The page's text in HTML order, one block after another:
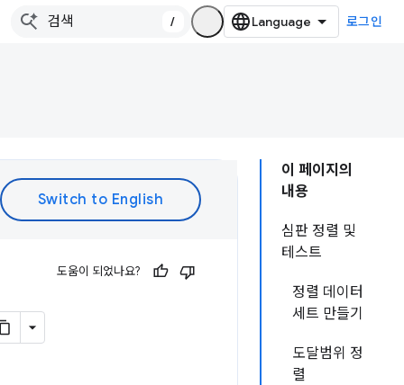
/ 로그인
이 페이지의
내용
심판 정렬 및
테스트
정렬 데이터
세트 만들기
도달범위 정
렬
도움이 되었나요?